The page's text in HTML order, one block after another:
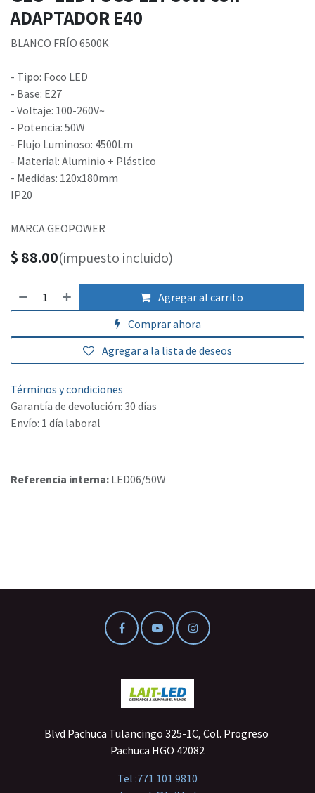
ADAPTADOR E40
BLANCO FRÍO 6500K
- Tipo: Foco LED
- Base: E27
- Voltaje: 100-260V~
- Potencia: 50W
- Flujo Luminoso: 4500Lm
- Material: Aluminio + Plástico
- Medidas: 120x180mm
IP20
MARCA GEOPOWER
$ 88.00(impuesto incluido)
Agregar al carrito
Comprar ahora
Agregar a la lista de deseos
Términos y condiciones
Garantía de devolución: 30 días
Envío: 1 día laboral
Referencia interna: LED06/50W
Blvd Pachuca Tulancingo 325-1C, Col. Progreso
Pachuca HGO 42082
Tel :771 101 9810